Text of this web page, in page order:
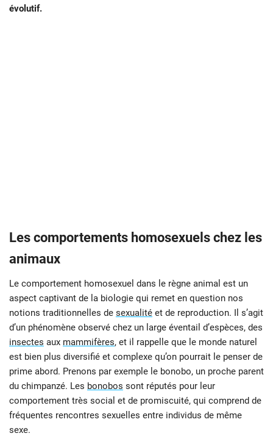
évolutif.
Les comportements homosexuels chez les
animaux
Le comportement homosexuel dans le règne animal est un
aspect captivant de la biologie qui remet en question nos
notions traditionnelles de sexualité et de reproduction. Il s’agit
d’un phénomène observé chez un large éventail d’espèces, des
insectes aux mammifères, et il rappelle que le monde naturel
est bien plus diversifié et complexe qu’on pourrait le penser de
prime abord. Prenons par exemple le bonobo, un proche parent
du chimpanzé. Les bonobos sont réputés pour leur
comportement très social et de promiscuité, qui comprend de
fréquentes rencontres sexuelles entre individus de même
sexe.